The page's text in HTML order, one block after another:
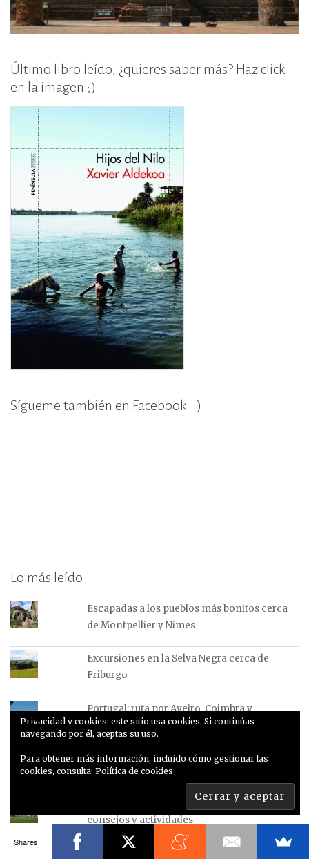
Último libro leído, ¿quieres saber más? Haz click
en la imagen ;)
Sígueme también en Facebook =)
Lo más leído
Escapadas a los pueblos más bonitos cerca
de Montpellier y Nimes
Excursiones en la Selva Negra cerca de
Friburgo
Portugal: ruta por Aveiro, Coimbra y
alrededores
5 frases de Eduardo Galeano.
Guía Brisbane y alrededores: lugares,
consejos y actividades
Privacidad y cookies: este sitio usa cookies. Si continúas
navegando por él, aceptas su uso.
Para obtener más información, incluido cómo gestionar las
cookies, consulta: Política de cookies
Shares